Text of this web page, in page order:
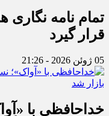
تمام نامه نگاری
قرار گیرد
05 ژوئن 2026 - 21:26
خداحافظی با